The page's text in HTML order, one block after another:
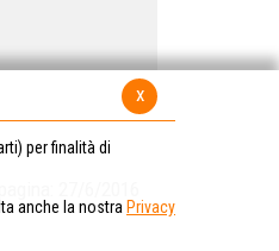
x
per finalità di
anche la nostra Privacy